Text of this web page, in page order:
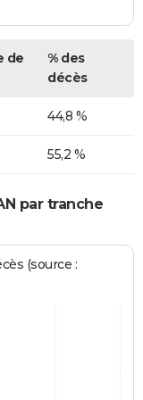
de
% des
décès
44,8 %
55,2 %
par tranche
(source :